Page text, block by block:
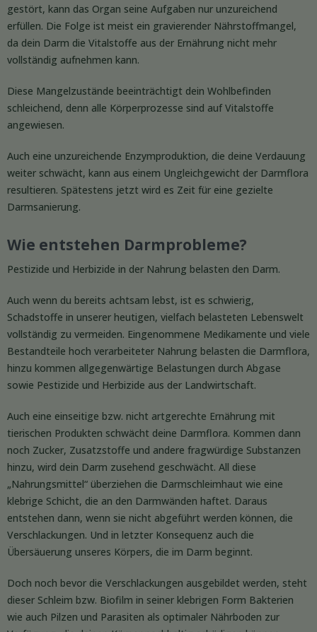
gestört, kann das Organ seine Aufgaben nur unzureichend
erfüllen. Die Folge ist meist ein gravierender Nährstoffmangel,
da dein Darm die Vitalstoffe aus der Ernährung nicht mehr
vollständig aufnehmen kann.
Diese Mangelzustände beeinträchtigt dein Wohlbefinden
schleichend, denn alle Körperprozesse sind auf Vitalstoffe
angewiesen.
Auch eine unzureichende Enzymproduktion, die deine Verdauung
weiter schwächt, kann aus einem Ungleichgewicht der Darmflora
resultieren. Spätestens jetzt wird es Zeit für eine gezielte
Darmsanierung.
Wie entstehen Darmprobleme?
Pestizide und Herbizide in der Nahrung belasten den Darm.
Auch wenn du bereits achtsam lebst, ist es schwierig,
Schadstoffe in unserer heutigen, vielfach belasteten Lebenswelt
vollständig zu vermeiden. Eingenommene Medikamente und viele
Bestandteile hoch verarbeiteter Nahrung belasten die Darmflora,
hinzu kommen allgegenwärtige Belastungen durch Abgase
sowie Pestizide und Herbizide aus der Landwirtschaft.
Auch eine einseitige bzw. nicht artgerechte Ernährung mit
tierischen Produkten schwächt deine Darmflora. Kommen dann
noch Zucker, Zusatzstoffe und andere fragwürdige Substanzen
hinzu, wird dein Darm zusehend geschwächt. All diese
„Nahrungsmittel“ überziehen die Darmschleimhaut wie eine
klebrige Schicht, die an den Darmwänden haftet. Daraus
entstehen dann, wenn sie nicht abgeführt werden können, die
Verschlackungen. Und in letzter Konsequenz auch die
Übersäuerung unseres Körpers, die im Darm beginnt.
Doch noch bevor die Verschlackungen ausgebildet werden, steht
dieser Schleim bzw. Biofilm in seiner klebrigen Form Bakterien
wie auch Pilzen und Parasiten als optimaler Nährboden zur